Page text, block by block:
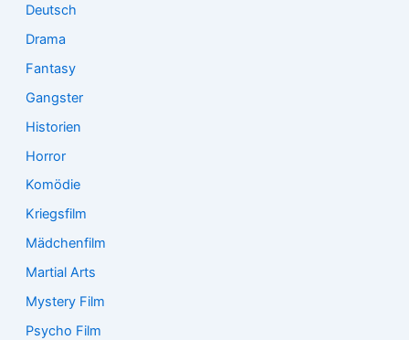
Deutsch
Drama
Fantasy
Gangster
Historien
Horror
Komödie
Kriegsfilm
Mädchenfilm
Martial Arts
Mystery Film
Psycho Film